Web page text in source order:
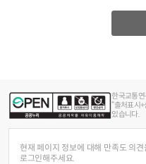
한국교통연
“출처표시
있습니다.
현재 페이지 정보에 대해 만족도 의견
로그인해주세요.